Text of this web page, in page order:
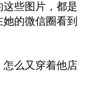
些图片，都是
的微信圈看到
么又穿着他店